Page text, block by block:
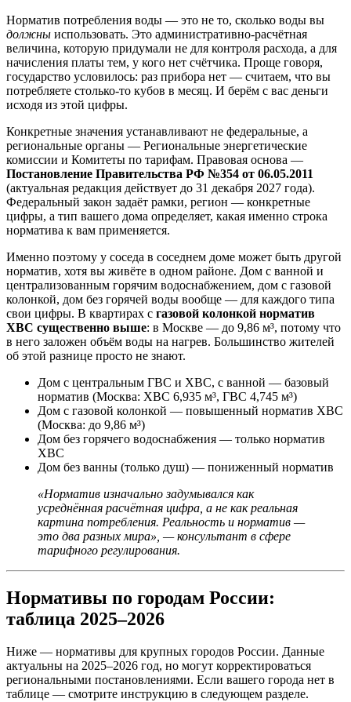
Норматив потребления воды — это не то, сколько воды вы
должны использовать. Это административно-расчётная
величина, которую придумали не для контроля расхода, а для
начисления платы тем, у кого нет счётчика. Проще говоря,
государство условилось: раз прибора нет — считаем, что вы
потребляете столько-то кубов в месяц. И берём с вас деньги
исходя из этой цифры.
Конкретные значения устанавливают не федеральные, а
региональные органы — Региональные энергетические
комиссии и Комитеты по тарифам. Правовая основа —
Постановление Правительства РФ №354 от 06.05.2011
(актуальная редакция действует до 31 декабря 2027 года).
Федеральный закон задаёт рамки, регион — конкретные
цифры, а тип вашего дома определяет, какая именно строка
норматива к вам применяется.
Именно поэтому у соседа в соседнем доме может быть другой
норматив, хотя вы живёте в одном районе. Дом с ванной и
централизованным горячим водоснабжением, дом с газовой
колонкой, дом без горячей воды вообще — для каждого типа
свои цифры. В квартирах с газовой колонкой норматив
ХВС существенно выше: в Москве — до 9,86 м³, потому что
в него заложен объём воды на нагрев. Большинство жителей
об этой разнице просто не знают.
Дом с центральным ГВС и ХВС, с ванной — базовый
норматив (Москва: ХВС 6,935 м³, ГВС 4,745 м³)
Дом с газовой колонкой — повышенный норматив ХВС
(Москва: до 9,86 м³)
Дом без горячего водоснабжения — только норматив
ХВС
Дом без ванны (только душ) — пониженный норматив
«Норматив изначально задумывался как
усреднённая расчётная цифра, а не как реальная
картина потребления. Реальность и норматив —
это два разных мира», — консультант в сфере
тарифного регулирования.
Нормативы по городам России:
таблица 2025–2026
Ниже — нормативы для крупных городов России. Данные
актуальны на 2025–2026 год, но могут корректироваться
региональными постановлениями. Если вашего города нет в
таблице — смотрите инструкцию в следующем разделе.